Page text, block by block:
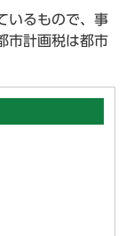
いるもので、事
市計画税は都市